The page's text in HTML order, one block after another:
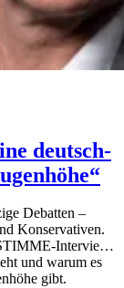
deutsch-
Debatten –
Konservativen.
Interview,
und warum es
gibt.